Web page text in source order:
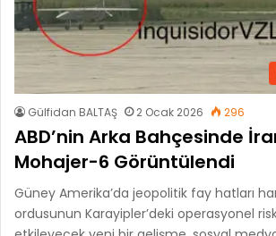
Gülfidan BALTAŞ 2 Ocak 2026 296
ABD’nin Arka Bahçesinde
Mohajer-6 Görüntülendi
Güney Amerika’da jeopolitik fay hatları
ordusunun Karayipler’deki operasyonel